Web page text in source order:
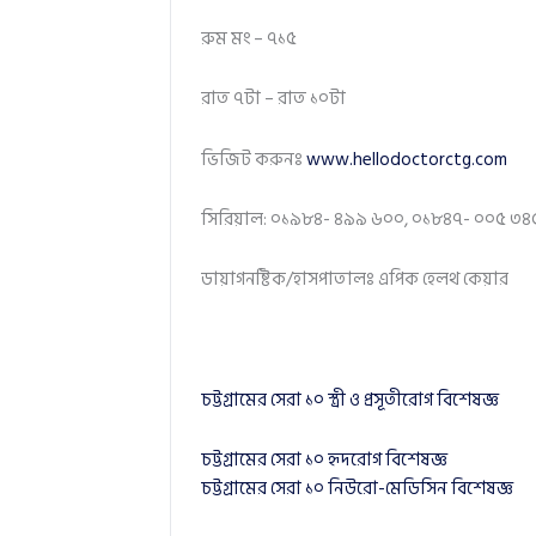
রুম মং – ৭১৫
রাত ৭টা – রাত ১০টা
ভিজিট করুনঃwww.hellodoctorctg.com
সিরিয়াল: ০১৯৮৪- ৪৯৯ ৬০০, ০১৮৪৭- ০০৫
ডায়াগনষ্টিক/হাসপাতালঃ এপিক হেলথ কেয়ার
চট্টগ্রামের সেরা ১০ স্ত্রী ও প্রসূতীরোগ বিশেষজ্ঞ
চট্টগ্রামের সেরা ১০ হৃদরোগ বিশেষজ্ঞ
চট্টগ্রামের সেরা ১০ নিউরো-মেডিসিন বিশেষজ্ঞ